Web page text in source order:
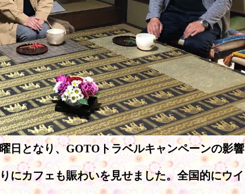
日となり、GOTOトラベルキャンペーンの影響
にカフェも賑わいを見せました。全国的にウイ